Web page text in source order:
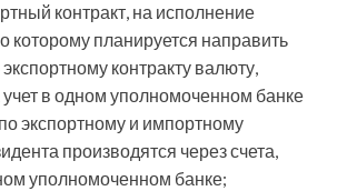
контракт, на исполнение
которому планируется направить
контракту валюту,
в одном уполномоченном банке
экспортному и импортному
производятся через счета,
уполномоченном банке;